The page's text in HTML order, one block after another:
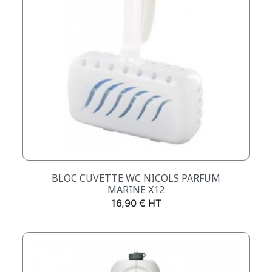
BLOC CUVETTE WC NICOLS PARFUM
MARINE X12
Prix
16,90 € HT